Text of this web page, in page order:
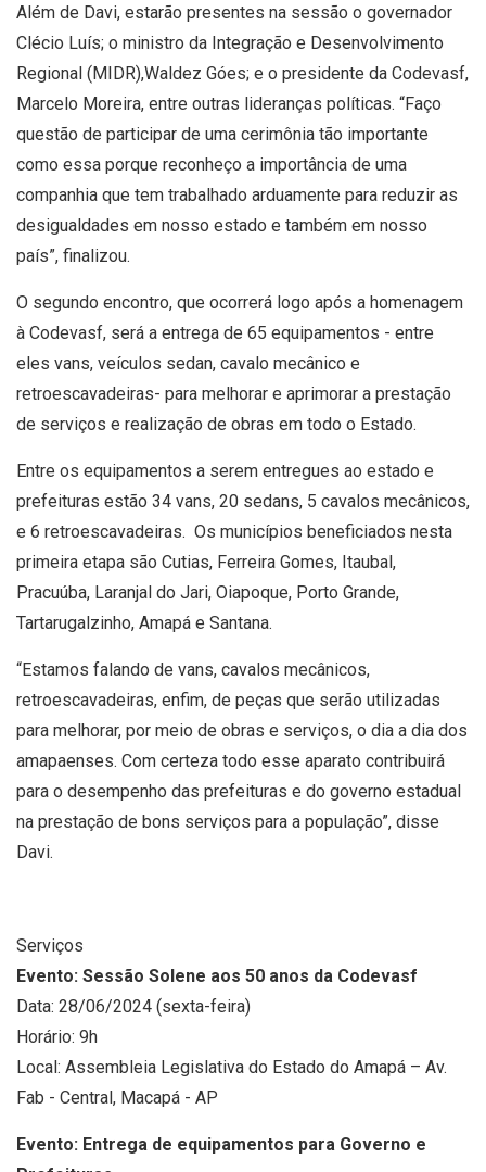
Além de Davi, estarão presentes na sessão o governador
Clécio Luís; o ministro da Integração e Desenvolvimento
Regional (MIDR),Waldez Góes; e o presidente da Codevasf,
Marcelo Moreira, entre outras lideranças políticas. “Faço
questão de participar de uma cerimônia tão importante
como essa porque reconheço a importância de uma
companhia que tem trabalhado arduamente para reduzir as
desigualdades em nosso estado e também em nosso
país”, finalizou.
O segundo encontro, que ocorrerá logo após a homenagem
à Codevasf, será a entrega de 65 equipamentos - entre
eles vans, veículos sedan, cavalo mecânico e
retroescavadeiras- para melhorar e aprimorar a prestação
de serviços e realização de obras em todo o Estado.
Entre os equipamentos a serem entregues ao estado e
prefeituras estão 34 vans, 20 sedans, 5 cavalos mecânicos,
e 6 retroescavadeiras. Os municípios beneficiados nesta
primeira etapa são Cutias, Ferreira Gomes, Itaubal,
Pracuúba, Laranjal do Jari, Oiapoque, Porto Grande,
Tartarugalzinho, Amapá e Santana.
“Estamos falando de vans, cavalos mecânicos,
retroescavadeiras, enfim, de peças que serão utilizadas
para melhorar, por meio de obras e serviços, o dia a dia dos
amapaenses. Com certeza todo esse aparato contribuirá
para o desempenho das prefeituras e do governo estadual
na prestação de bons serviços para a população”, disse
Davi.
Serviços
Evento: Sessão Solene aos 50 anos da Codevasf
Data: 28/06/2024 (sexta-feira)
Horário: 9h
Local: Assembleia Legislativa do Estado do Amapá – Av.
Fab - Central, Macapá - AP
Evento: Entrega de equipamentos para Governo e